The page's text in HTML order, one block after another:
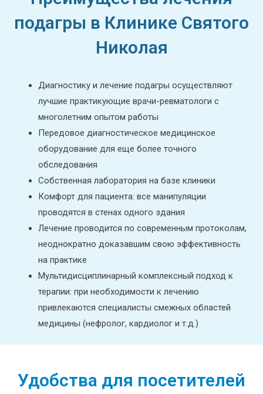
подагры в Клинике Святого
Николая
Диагностику и лечение подагры осуществляют
лучшие практикующие врачи-ревматологи с
многолетним опытом работы
Передовое диагностическое медицинское
оборудование для еще более точного
обследования
Собственная лаборатория на базе клиники
Комфорт для пациента: все манипуляции
проводятся в стенах одного здания
Лечение проводится по современным протоколам,
неоднократно доказавшим свою эффективность
на практике
Мультидисциплинарный комплексный подход к
терапии: при необходимости к лечению
привлекаются специалисты смежных областей
медицины (нефролог, кардиолог и т.д.)
Удобства для посетителей